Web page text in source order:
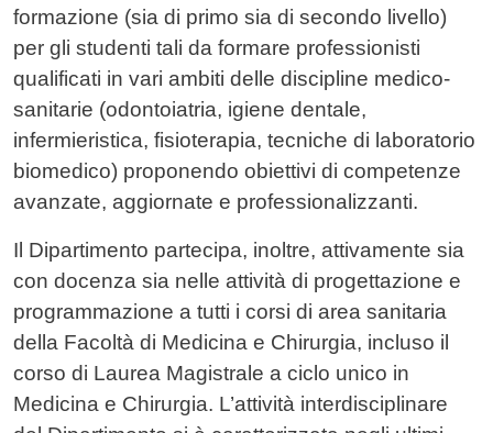
formazione (sia di primo sia di secondo livello)
per gli studenti tali da formare professionisti
qualificati in vari ambiti delle discipline medico-
sanitarie (odontoiatria, igiene dentale,
infermieristica, fisioterapia, tecniche di laboratorio
biomedico) proponendo obiettivi di competenze
avanzate, aggiornate e professionalizzanti.
Il Dipartimento partecipa, inoltre, attivamente sia
con docenza sia nelle attività di progettazione e
programmazione a tutti i corsi di area sanitaria
della Facoltà di Medicina e Chirurgia, incluso il
corso di Laurea Magistrale a ciclo unico in
Medicina e Chirurgia. L’attività interdisciplinare